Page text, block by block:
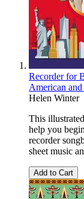
Recorder for
American
Helen Winter
This
help you
recorder
sheet music
Add to Cart